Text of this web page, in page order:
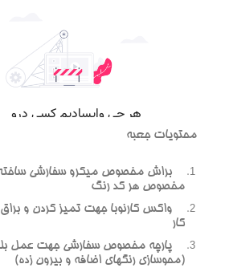
محتويات جعبه
براش مخصوص ميکرو سفارشي ساخته
مخصوص هر کد رنگ
واکس کارنوبا جهت تميز کردن و براق
کار
(محوسازي رنگهاي اضافه و بيرون زده)